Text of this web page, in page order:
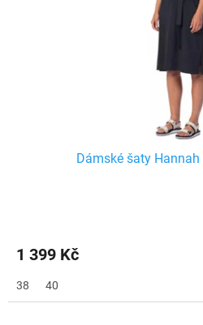
Dámské šaty
1 399 Kč
38 40